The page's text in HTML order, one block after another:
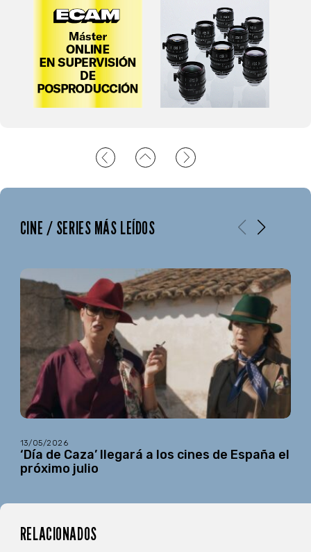
CINE / SERIES MÁS LEÍDOS
13/05/2026
‘Día de Caza’ llegará a los cines de España el
próximo julio
RELACIONADOS